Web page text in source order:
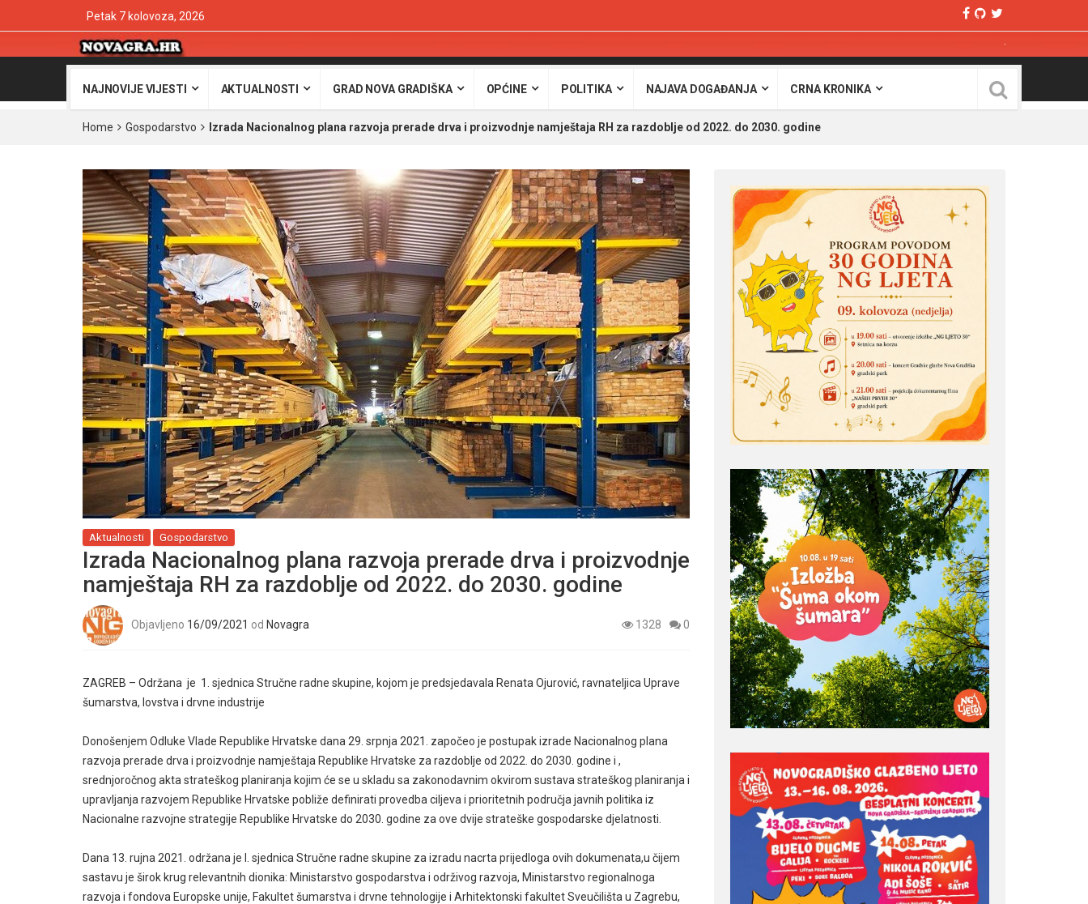
Petak 7 kolovoza, 2026
NAJNOVIJE VIJESTI AKTUALNOSTI GRAD NOVA GRADIŠKA OPĆINE POLITIKA NAJAVA DOGAĐANJA CRNA KRONIKA
Home Gospodarstvo Izrada Nacionalnog plana razvoja prerade drva i proizvodnje namještaja RH za razdoblje od 2022. do 2030. godine
Aktualnosti Gospodarstvo
Izrada Nacionalnog plana razvoja prerade drva i proizvodnje
namještaja RH za razdoblje od 2022. do 2030. godine
Objavljeno 16/09/2021 od Novagra 1328 0
ZAGREB – Održana je 1. sjednica Stručne radne skupine, kojom je predsjedavala Renata Ojurović, ravnateljica Uprave
šumarstva, lovstva i drvne industrije
Donošenjem Odluke Vlade Republike Hrvatske dana 29. srpnja 2021. započeo je postupak izrade Nacionalnog plana
razvoja prerade drva i proizvodnje namještaja Republike Hrvatske za razdoblje od 2022. do 2030. godine i ,
srednjoročnog akta strateškog planiranja kojim će se u skladu sa zakonodavnim okvirom sustava strateškog planiranja i
upravljanja razvojem Republike Hrvatske pobliže definirati provedba ciljeva i prioritetnih područja javnih politika iz
Nacionalne razvojne strategije Republike Hrvatske do 2030. godine za ove dvije strateške gospodarske djelatnosti.
Dana 13. rujna 2021. održana je I. sjednica Stručne radne skupine za izradu nacrta prijedloga ovih dokumenata,u čijem
sastavu je širok krug relevantnih dionika: Ministarstvo gospodarstva i održivog razvoja, Ministarstvo regionalnoga
razvoja i fondova Europske unije, Fakultet šumarstva i drvne tehnologije i Arhitektonski fakultet Sveučilišta u Zagrebu,